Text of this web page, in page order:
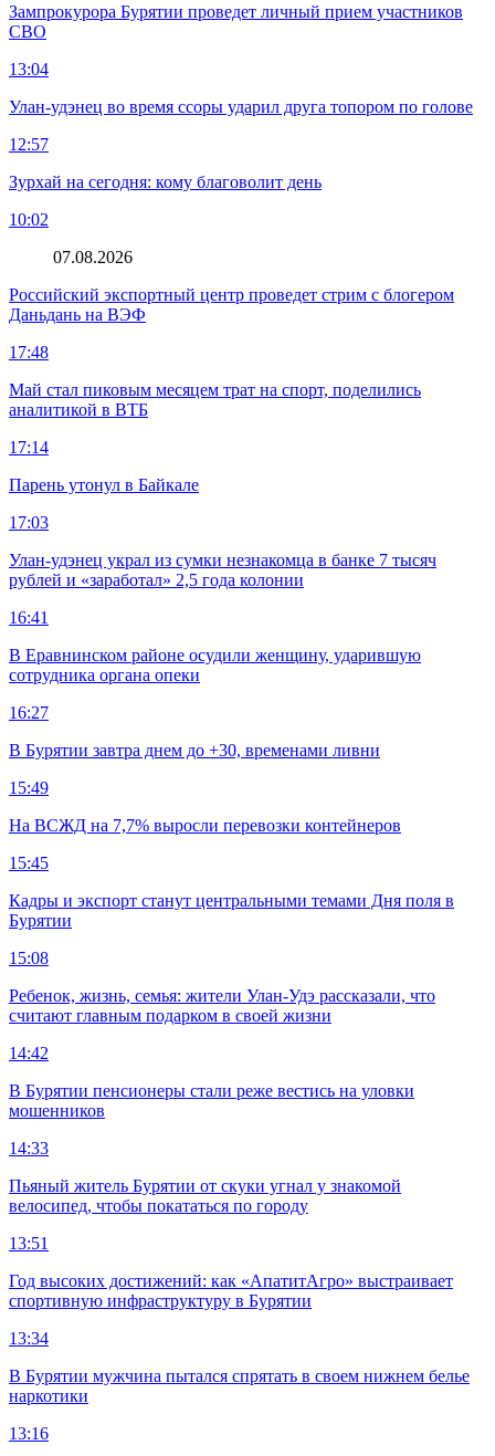
Зампрокурора Бурятии проведет личный прием участников
СВО
13:04
Улан-удэнец во время ссоры ударил друга топором по голове
12:57
Зурхай на сегодня: кому благоволит день
10:02
07.08.2026
Российский экспортный центр проведет стрим с блогером
Даньдань на ВЭФ
17:48
Май стал пиковым месяцем трат на спорт, поделились
аналитикой в ВТБ
17:14
Парень утонул в Байкале
17:03
Улан-удэнец украл из сумки незнакомца в банке 7 тысяч
рублей и «заработал» 2,5 года колонии
16:41
В Еравнинском районе осудили женщину, ударившую
сотрудника органа опеки
16:27
В Бурятии завтра днем до +30, временами ливни
15:49
На ВСЖД на 7,7% выросли перевозки контейнеров
15:45
Кадры и экспорт станут центральными темами Дня поля в
Бурятии
15:08
Ребенок, жизнь, семья: жители Улан-Удэ рассказали, что
считают главным подарком в своей жизни
14:42
В Бурятии пенсионеры стали реже вестись на уловки
мошенников
14:33
Пьяный житель Бурятии от скуки угнал у знакомой
велосипед, чтобы покататься по городу
13:51
Год высоких достижений: как «АпатитАгро» выстраивает
спортивную инфраструктуру в Бурятии
13:34
В Бурятии мужчина пытался спрятать в своем нижнем белье
наркотики
13:16